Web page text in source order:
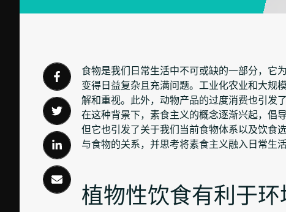
食物是我们日常生活中不可或缺的一部分，它
变得日益复杂且充满问题。工业化农业和大规
解和重视。此外，动物产品的过度消费也引发
在这种背景下，素食主义的概念逐渐兴起，倡
但它也引发了关于我们当前食物体系以及饮食
与食物的关系，并思考将素食主义融入日常生
植物性饮食有利于